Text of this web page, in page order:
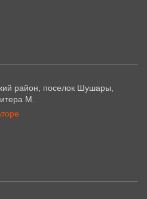
район, поселок Шушары,
М.